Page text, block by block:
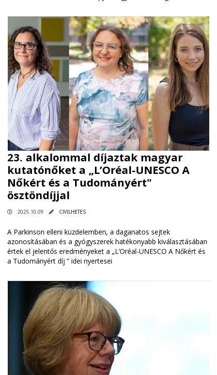
23. alkalommal díjaztak magyar
kutatónőket a „L’Oréal-UNESCO A
Nőkért és a Tudományért"
ösztöndíjjal
2025.10.09 CIVILHETES
A Parkinson elleni küzdelemben, a daganatos sejtek
azonosításában és a gyógyszerek hatékonyabb kiválasztásában
értek el jelentős eredményeket a „L’Oréal-UNESCO A Nőkért és
a Tudományért díj ” idei nyertesei